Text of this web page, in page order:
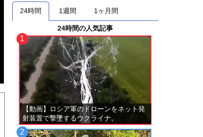
24時間 1週間 1ヶ月間
24時間の人気記事
【動画】ロシア軍のドローンをネット発
射装置で撃墜するウクライナ。